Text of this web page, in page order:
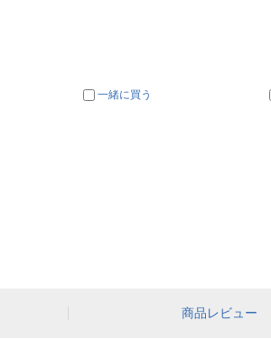
一緒に買う
商品レビュー